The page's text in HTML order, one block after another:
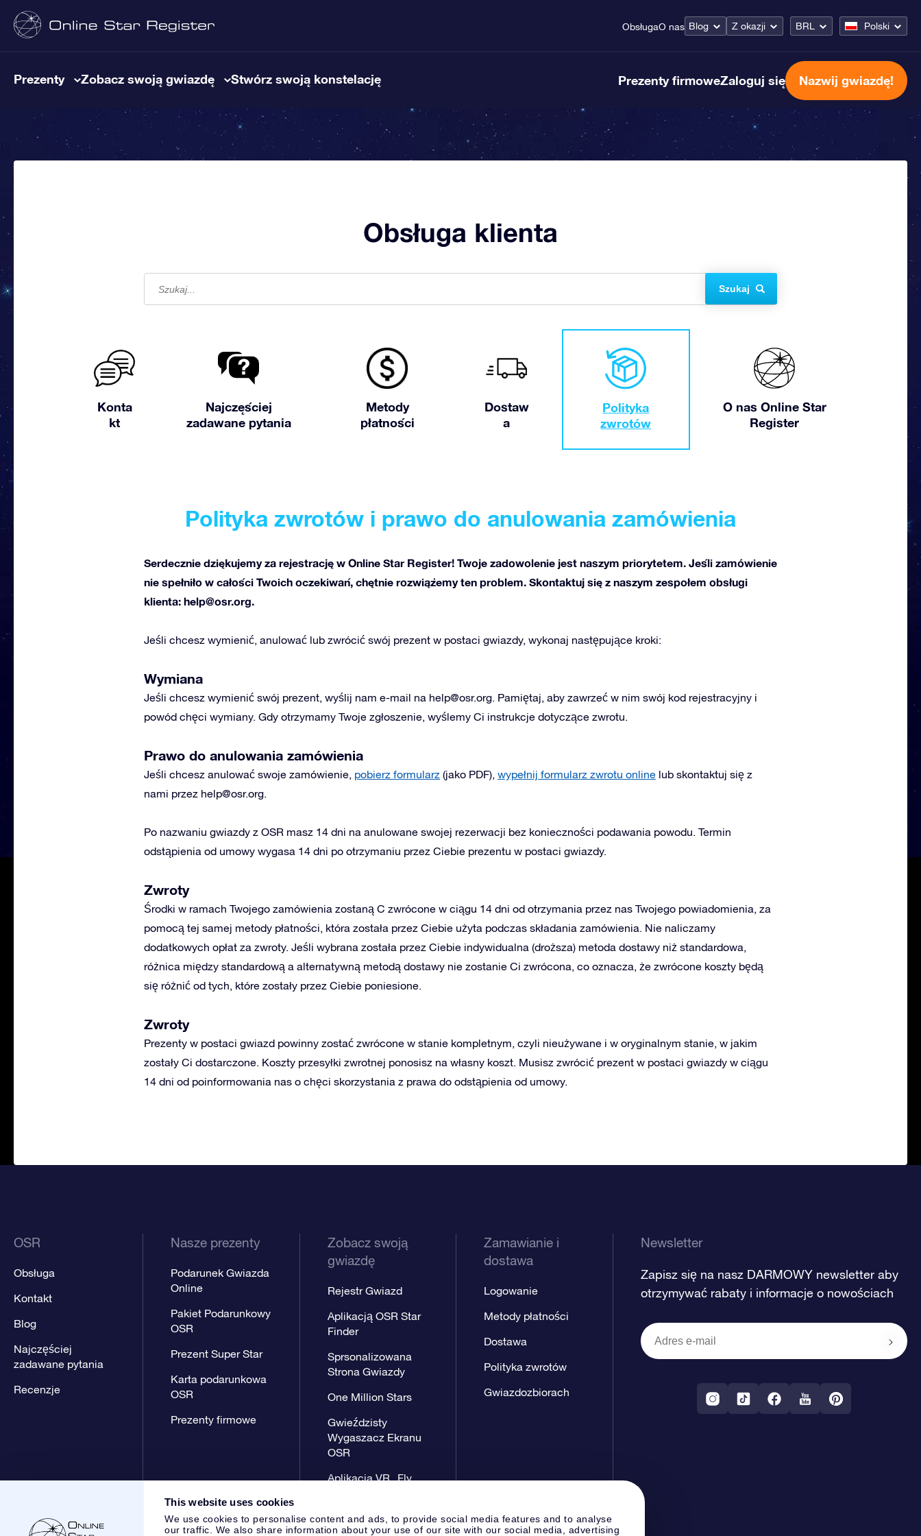
This website uses cookies
We use cookies to personalise content and ads, to provide social media features and to analyse
our traffic. We also share information about your use of our site with our social media, advertising
ObsługaO nas Blog Z okazji BRL Polski
Prezenty Zobacz swoją gwiazdę Stwórz swoją konstelację Prezenty firmoweZaloguj się Nazwij gwiazdę!
Obsługa klienta
Szukaj
Konta
kt
Najczęściej
zadawane pytania
Metody
płatności
Dostaw
a
Polityka
zwrotów
O nas Online Star
Register
Polityka zwrotów i prawo do anulowania zamówienia
Serdecznie dziękujemy za rejestrację w Online Star Register! Twoje zadowolenie jest naszym priorytetem. Jeśli zamówienie
nie spełniło w całości Twoich oczekiwań, chętnie rozwiążemy ten problem. Skontaktuj się z naszym zespołem obsługi
klienta: help@osr.org.
Jeśli chcesz wymienić, anulować lub zwrócić swój prezent w postaci gwiazdy, wykonaj następujące kroki:
Wymiana
Jeśli chcesz wymienić swój prezent, wyślij nam e-mail na help@osr.org. Pamiętaj, aby zawrzeć w nim swój kod rejestracyjny i
powód chęci wymiany. Gdy otrzymamy Twoje zgłoszenie, wyślemy Ci instrukcje dotyczące zwrotu.
Prawo do anulowania zamówienia
Jeśli chcesz anulować swoje zamówienie, pobierz formularz (jako PDF), wypełnij formularz zwrotu online lub skontaktuj się z
nami przez help@osr.org.
Po nazwaniu gwiazdy z OSR masz 14 dni na anulowane swojej rezerwacji bez konieczności podawania powodu. Termin
odstąpienia od umowy wygasa 14 dni po otrzymaniu przez Ciebie prezentu w postaci gwiazdy.
Zwroty
Środki w ramach Twojego zamówienia zostaną C zwrócone w ciągu 14 dni od otrzymania przez nas Twojego powiadomienia, za
pomocą tej samej metody płatności, która została przez Ciebie użyta podczas składania zamówienia. Nie naliczamy
dodatkowych opłat za zwroty. Jeśli wybrana została przez Ciebie indywidualna (droższa) metoda dostawy niż standardowa,
różnica między standardową a alternatywną metodą dostawy nie zostanie Ci zwrócona, co oznacza, że zwrócone koszty będą
się różnić od tych, które zostały przez Ciebie poniesione.
Zwroty
Prezenty w postaci gwiazd powinny zostać zwrócone w stanie kompletnym, czyli nieużywane i w oryginalnym stanie, w jakim
zostały Ci dostarczone. Koszty przesyłki zwrotnej ponosisz na własny koszt. Musisz zwrócić prezent w postaci gwiazdy w ciągu
14 dni od poinformowania nas o chęci skorzystania z prawa do odstąpienia od umowy.
OSR
Obsługa
Kontakt
Blog
Najczęściej
zadawane pytania
Recenzje
Nasze prezenty
Podarunek Gwiazda
Online
Pakiet Podarunkowy
OSR
Prezent Super Star
Karta podarunkowa
OSR
Prezenty firmowe
Zobacz swoją
gwiazdę
Rejestr Gwiazd
Aplikacją OSR Star
Finder
Sprsonalizowana
Strona Gwiazdy
One Million Stars
Gwieździsty
Wygaszacz Ekranu
OSR
Aplikacja VR „Fly
Zamawianie i
dostawa
Logowanie
Metody płatności
Dostawa
Polityka zwrotów
Gwiazdozbiorach
Newsletter
Zapisz się na nasz DARMOWY newsletter aby
otrzymywać rabaty i informacje o nowościach